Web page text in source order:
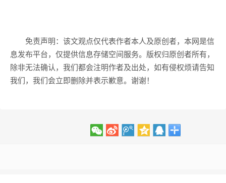
免责声明：该文观点仅代表作者本人及原创者，本网是信
息发布平台，仅提供信息存储空间服务。版权归原创者所有，
除非无法确认，我们都会注明作者及出处，如有侵权烦请告知
我们，我们会立即删除并表示歉意。谢谢！